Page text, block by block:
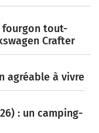
fourgon tout-
Crafter
agréable à vivre
: un camping-